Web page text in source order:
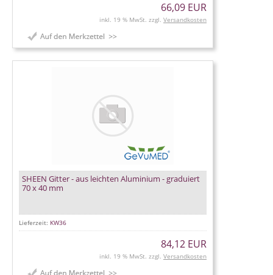
66,09 EUR
inkl. 19 % MwSt. zzgl. Versandkosten
SHEEN Gitter - aus leichten Aluminium - graduiert
70 x 40 mm
Lieferzeit: KW36
84,12 EUR
inkl. 19 % MwSt. zzgl. Versandkosten